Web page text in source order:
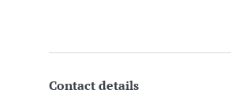
Contact details